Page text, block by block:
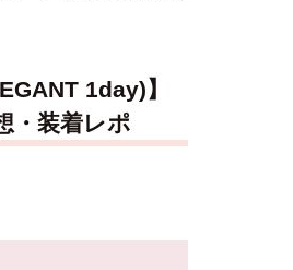
1day)】
・装着レポ